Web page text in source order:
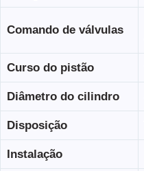
Comando de válvulas
Curso do pistão
Diâmetro do cilindro
Disposição
Instalação